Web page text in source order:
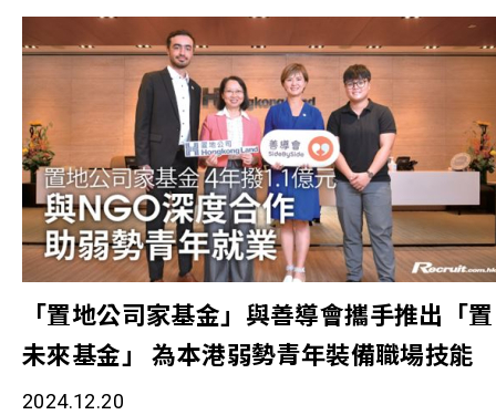
從受助者轉變為社區的貢獻者。住戶可以成為社區導
師，將所學回饋社區。同時，計劃也積極促進跨階層
互動，例如邀請國際學校學生為基層兒童提供功課輔
導，既能提升學習效果，又能促進社會共融。「我們
觀察到，當住戶有機會參與社區事務和決策過程時，
他們的自信心和社區歸屬感都明顯提升。這種改變往
往能延伸至其他生活層面，例如更積極尋找就業機會
或參與子女教育。」 蘇凱君期望，未來可以進一步
化跨界別合作。「只有通過社會各界的持續合作，才
能建立起更完善的脫貧支援網絡。」事實上，善導會
另一個突破性項目「賽馬會『拍住上』共居社區計
轉型，這些因素影響年青人對職涯規劃的觀點與追
求。隨時代變遷，「恒生青年前路探索計劃」的參加
者也更多元化，除了弱勢青年，也包括更多高學歷的
更生人士、精神復原青年、有特殊學習需要的青年
等。計劃在過去十年中，受惠人數共2,200位，當中
300位參加了工作實習或影子學習，並批出共127個創
業資助項目。 (左) 善導會總幹事李淑慧女士 (右) 恒
生銀行企業傳訊及社區投資總監羅淑雯女士 計劃內
培訓及支援，延伸至影子學習(2017-2019)及工作實
(2020-2024) ，讓青年以不同方式體驗及探索職涯發
的可能性。十年來的創業培訓及起動基金一直大受歡
「置地公司家基金」與善導會攜手推出「置
未來基金」 為本港弱勢青年裝備職場技能
2024.12.20